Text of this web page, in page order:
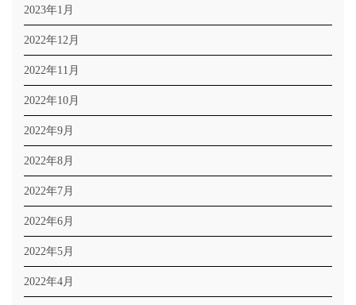
2023年1月
2022年12月
2022年11月
2022年10月
2022年9月
2022年8月
2022年7月
2022年6月
2022年5月
2022年4月